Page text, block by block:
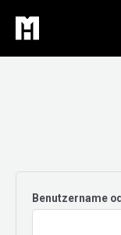
Inhalt
springen
Benutzername